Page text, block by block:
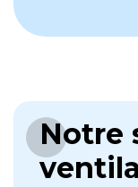
Notre